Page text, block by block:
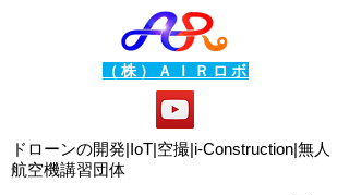
（株）ＡＩＲロボ
ドローンの開発|IoT|空撮|i-Construction|無人
航空機講習団体